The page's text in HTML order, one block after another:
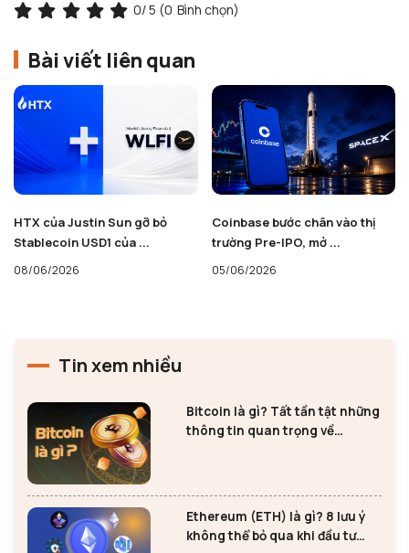
0/ 5 (0 Bình chọn)
Bài viết liên quan
HTX của Justin Sun gỡ bỏ
Stablecoin USD1 của ...
08/06/2026
Coinbase bước chân vào thị
trường Pre-IPO, mở ...
05/06/2026
Tin xem nhiều
Bitcoin là gì? Tất tần tật những
thông tin quan trọng về
Ethereum (ETH) là gì? 8 lưu ý
không thể bỏ qua khi đầu tư